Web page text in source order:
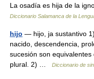
La osadía es hija de la
Diccionario Salamanca de la
hijo — hijo, ja sustantivo
nacido, descendencia,
sucesión son
plural. 2) …
Diccionario de